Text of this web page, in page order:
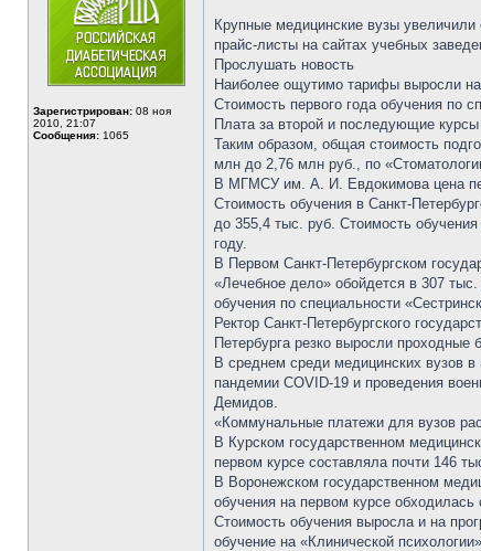
Зарегистрирован: 08 ноя
2010, 21:07
Сообщения: 1065
Крупные медицинские вузы
прайс-листы на сайтах учебных
Прослушать новость
Наиболее ощутимо тарифы выросли
Стоимость первого года обучения по
Плата за второй и последующие
Таким образом, общая стоимость
млн до 2,76 млн руб., по
В МГМСУ им. А. И. Евдокимова цена
Стоимость обучения в Санкт-
до 355,4 тыс. руб. Стоимость
году.
В Первом Санкт-Петербургском
«Лечебное дело» обойдется в 307
обучения по специальности
Ректор Санкт-Петербургского
Петербурга резко выросли
В среднем среди медицинских вузов в
пандемии COVID-19 и проведения
Демидов.
«Коммунальные платежи для вузов
В Курском государственном
первом курсе составляла почти 146
В Воронежском государственном
обучения на первом курсе
Стоимость обучения выросла и на
обучение на «Клинической